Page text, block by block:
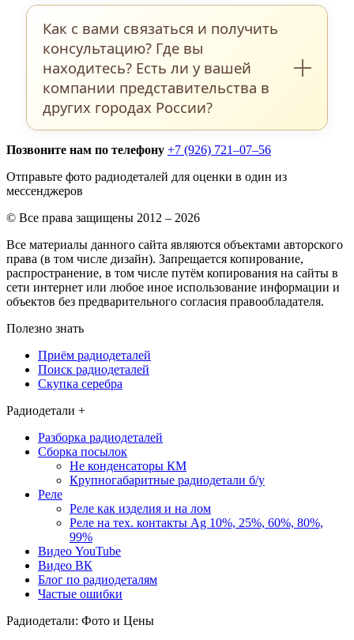
сумма за доставку не была выше
стоимости самих деталей.
содержимое нас не интересует или
ненадлежащего качества. Также бывают
ситуации, когда в посылке среди прочего
находятся детали, которые не проходят
сайте . В этом случае данные детали
весу, 200-550 рублей/кг
Как с вами связаться и получить
консультацию? Где вы
находитесь? Есть ли у вашей
компании представительства в
других городах России?
В разделеКонтактына нашем сайте
указаны все доступные на сегодняшний
день способы связаться с нами: номера
телефонов, номер Ватсап, Вайбер,
электронная почта. Вы можете
заполнить форму обратной связи в этом
же разделе и задать свой вопрос,
прикрепив при этом фотографии
имеющихся у Вас изделий. Мы
постараемся обработать Ваш запрос в
кратчайшие сроки.
Мы находимся в городе Клин
Московской области и на данный
момент не имеем представительств в
других регионах. Пересылка
радиодеталей и компонентов из других
городов и населённых пунктов
осуществляется«Почтой России»или
транспортными компаниями, такими
как«СДЕК»,
Позвоните нам по телефону +7 (926) 721–07–56
Отправьте фото радиодеталей для оценки в один из
мессенджеров
© Все права защищены 2012 – 2026
Все материалы данного сайта являются объектами авторского
права (в том числе дизайн). Запрещается копирование,
распространение, в том числе путём копирования на сайты в
сети интернет или любое иное использование информации и
объектов без предварительного согласия правообладателя.
Полезно знать
Приём радиодеталей
Поиск радиодеталей
Скупка серебра
Радиодетали +
Разборка радиодеталей
Сборка посылок
Не конденсаторы КМ
Крупногабаритные радиодетали б/у
Реле
Реле как изделия и на лом
Реле на тех. контакты Ag 10%, 25%, 60%, 80%,
99%
Видео YouTube
Видео ВК
Блог по радиодеталям
Частые ошибки
Радиодетали: Фото и Цены